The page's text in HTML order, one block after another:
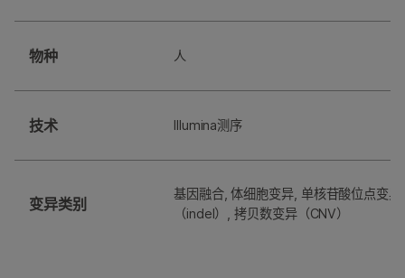
物种 人
技术 Illumina测序
变异类别
基因融合, 体细胞变异, 单核苷酸位点变
（indel）, 拷贝数变异（CNV）